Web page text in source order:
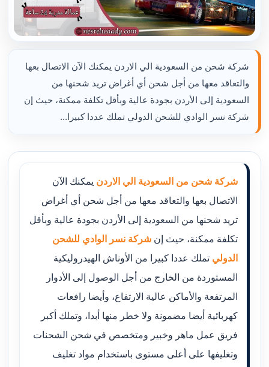
شركة شحن من السعودية الي الاردن يمكنك الآن الاتصال بعها
والتعاقد معها من أجل شحن أي أغراض تريد شحنها من
السعودية إلى الأردن بجودة عالية وبأقل تكلفة ممكنة، حيث إن
شركة نسر الوادي للشحن الدولي تملك عددا كبيرا...
شركة شحن من السعودية الي الاردنيمكنك الآن
الاتصال بعها والتعاقد معها من أجل شحن أي أغراض
تريد شحنها من السعودية إلى الأردن بجودة عالية وبأقل
تكلفة ممكنة، حيث إنشركة نسر الوادي للشحن
الدولي تملك عددا كبيرا من الأوناش الهيدروليكية
المستوردة من الخارج من أجل الوصول إلى الأدوار
المرتفعة والأماكن عالية الارتفاع، وأيضا رافعات
كهربائية أيضا مضمونة ولا خطر منها أبدا، وتملك أكبر
فريق عمل ماهر وخبير ومتخصص في شحن الشحنات
وتغليفها على أعلى مستوى باستخدام مواد تغليف